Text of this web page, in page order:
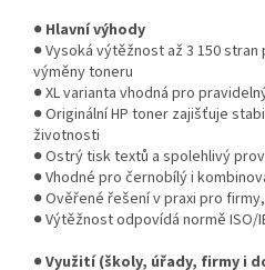
● Hlavní výhody
● Vysoká výtěžnost až 3 150
výměny toneru
● XL varianta vhodná pro
● Originální HP toner zajišťuje
životnosti
● Ostrý tisk textů a spolehlivý
● Vhodné pro černobílý i
● Ověřené řešení v praxi pro
● Výtěžnost odpovídá normě ISO/
●Využití (školy, úřady, firmy i